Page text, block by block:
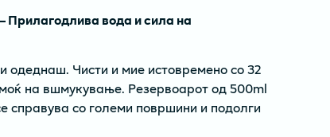
вода и сила на
одеднаш. Чисти и мие истовремено со 32
на вшмукување. Резервоарот од 500ml
справува со големи површини и подолги